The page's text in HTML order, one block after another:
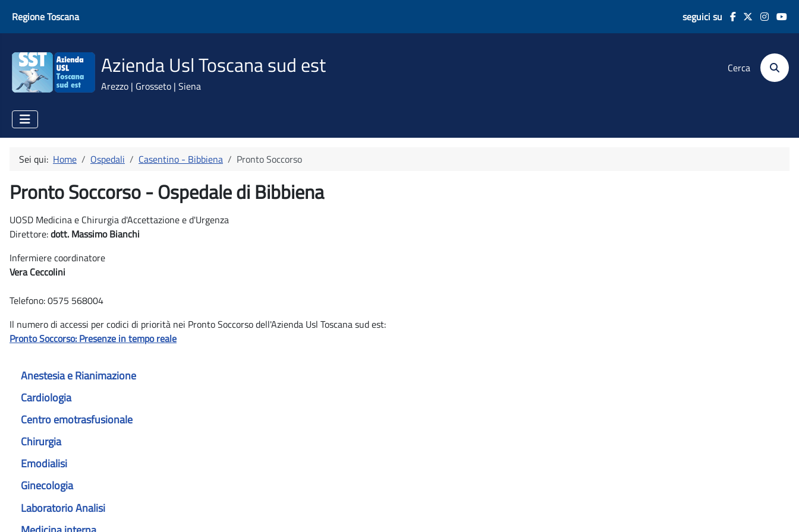
Regione Toscana seguici su
Azienda Usl Toscana sud est
Arezzo | Grosseto | Siena
Cerca
Anestesia e Rianimazione
Cardiologia
Centro emotrasfusionale
Chirurgia
Emodialisi
Ginecologia
Laboratorio Analisi
Sei qui: Home Ospedali Casentino - Bibbiena Pronto Soccorso
Pronto Soccorso - Ospedale di Bibbiena
UOSD Medicina e Chirurgia d'Accettazione e d'Urgenza
Direttore:dott. Massimo Bianchi
Infermiere coordinatore
Vera Ceccolini
Telefono: 0575 568004
Il numero di accessi per codici di priorità nei Pronto Soccorso dell'Azienda Usl Toscana sud est:
Pronto Soccorso: Presenze in tempo reale